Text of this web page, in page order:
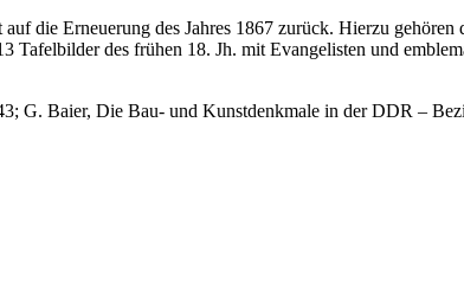
die Erneuerung des Jahres 1867 zurück. Hierzu
Tafelbilder des frühen 18. Jh. mit Evangelisten und
G. Baier, Die Bau- und Kunstdenkmale in der DDR –